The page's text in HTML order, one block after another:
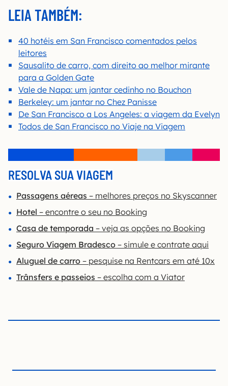
LEIA TAMBÉM:
40 hotéis em San Francisco comentados pelos
leitores
Sausalito de carro, com direito ao melhor mirante
para a Golden Gate
Vale de Napa: um jantar cedinho no Bouchon
Berkeley: um jantar no Chez Panisse
De San Francisco a Los Angeles: a viagem da Evelyn
Todos de San Francisco no Viaje na Viagem
RESOLVA SUA VIAGEM
Passagens aéreas – melhores preços no Skyscanner
Hotel – encontre o seu no Booking
Casa de temporada – veja as opções no Booking
Seguro Viagem Bradesco – simule e contrate aqui
Aluguel de carro – pesquise na Rentcars em até 10x
Trânsfers e passeios – escolha com a Viator